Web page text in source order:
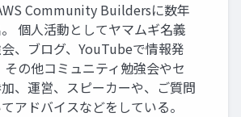
Community Buildersに数年
個人活動としてヤマムギ名義
、ブログ、YouTubeで情報発
の他コミュニティ勉強会やセ
、運営、スピーカーや、ご質問
アドバイスなどをしている。